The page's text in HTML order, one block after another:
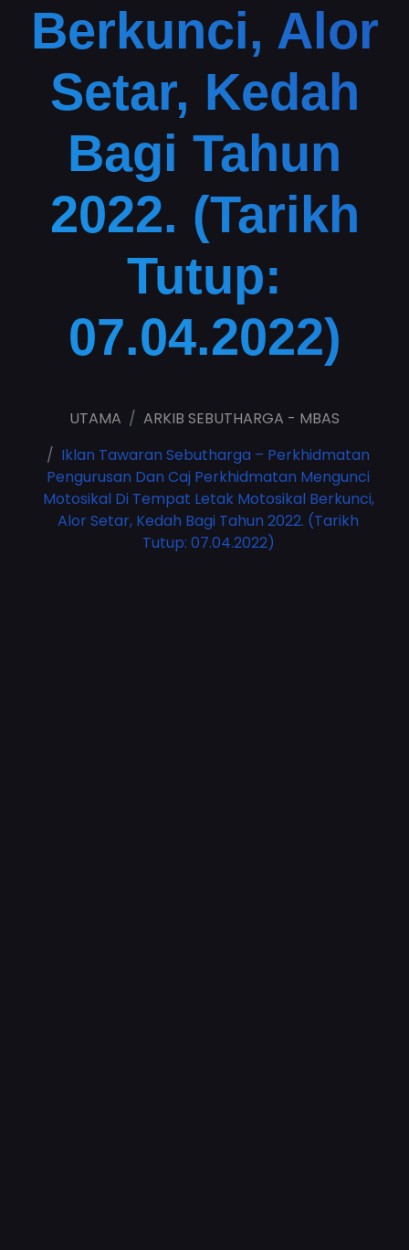
Berkunci, Alor
Setar, Kedah
Bagi Tahun
2022. (Tarikh
Tutup:
07.04.2022)
UTAMA
ARKIB SEBUTHARGA - MBAS
Iklan Tawaran Sebutharga – Perkhidmatan
Pengurusan Dan Caj Perkhidmatan Mengunci
Motosikal Di Tempat Letak Motosikal Berkunci,
Alor Setar, Kedah Bagi Tahun 2022. (Tarikh
Tutup: 07.04.2022)